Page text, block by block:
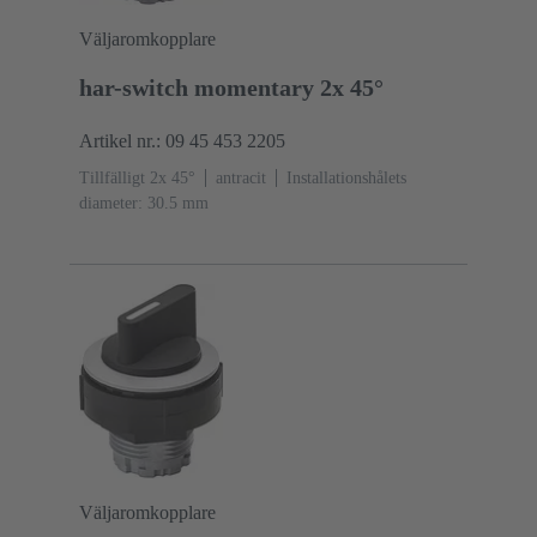
Väljaromkopplare
har-switch momentary 2x 45°
Artikel nr.: 09 45 453 2205
Tillfälligt 2x 45° antracit
Installationshålets
diameter: 30.5 mm
Väljaromkopplare